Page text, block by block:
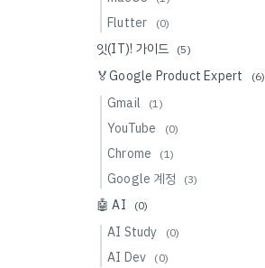
Flutter (0)
잇(IT)! 가이드 (5)
🏅Google Product Expert (6)
Gmail (1)
YouTube (0)
Chrome (1)
Google 계정 (3)
🤖 AI (0)
AI Study (0)
AI Dev (0)